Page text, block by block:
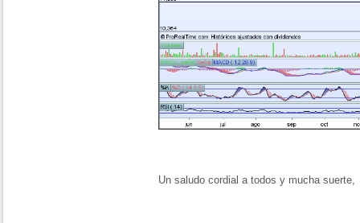
Un saludo cordial a todos y mucha suerte,